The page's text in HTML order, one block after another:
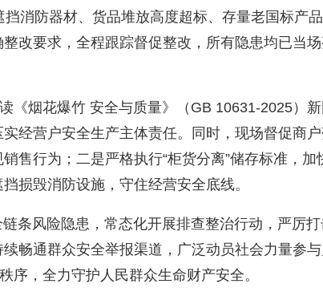
消防器材、货品堆放高度超标、存量老国标产
改要求，全程跟踪督促整改，所有隐患均已当
烟花爆竹 安全与质量》（GB 10631-2025）
经营户安全生产主体责任。同时，现场督促商
售行为；二是严格执行“柜货分离”储存标准，加
损毁消防设施，守住经营安全底线。
风险隐患，常态化开展排查整治行动，严厉
畅通群众安全举报渠道，广泛动员社会力量参
序，全力守护人民群众生命财产安全。